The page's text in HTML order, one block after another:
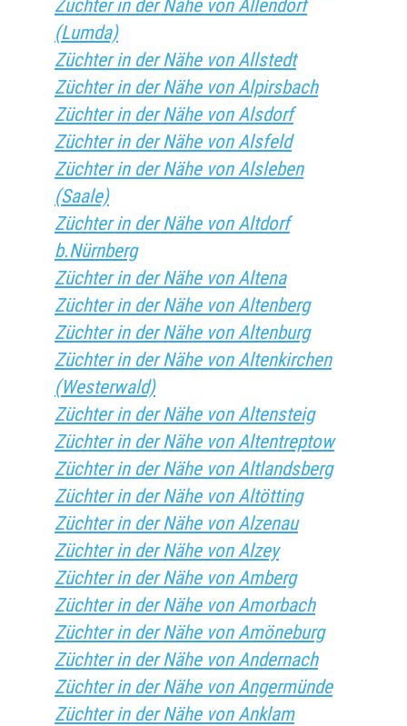
Züchter in der Nähe von Allendorf
(Lumda)
Züchter in der Nähe von Allstedt
Züchter in der Nähe von Alpirsbach
Züchter in der Nähe von Alsdorf
Züchter in der Nähe von Alsfeld
Züchter in der Nähe von Alsleben
(Saale)
Züchter in der Nähe von Altdorf
b.Nürnberg
Züchter in der Nähe von Altena
Züchter in der Nähe von Altenberg
Züchter in der Nähe von Altenburg
Züchter in der Nähe von Altenkirchen
(Westerwald)
Züchter in der Nähe von Altensteig
Züchter in der Nähe von Altentreptow
Züchter in der Nähe von Altlandsberg
Züchter in der Nähe von Altötting
Züchter in der Nähe von Alzenau
Züchter in der Nähe von Alzey
Züchter in der Nähe von Amberg
Züchter in der Nähe von Amorbach
Züchter in der Nähe von Amöneburg
Züchter in der Nähe von Andernach
Züchter in der Nähe von Angermünde
Züchter in der Nähe von Anklam